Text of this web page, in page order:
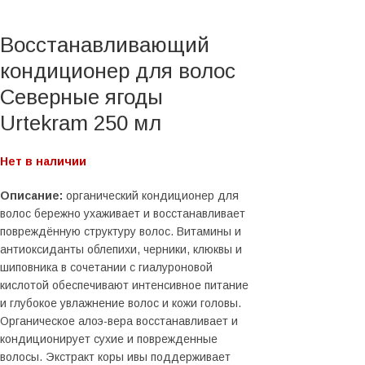
Восстанавливающий
кондиционер для волос
Северные ягоды
Urtekram 250 мл
Нет в наличии
Описание: органический кондиционер для
волос бережно ухаживает и восстанавливает
повреждённую структуру волос. Витамины и
антиоксиданты облепихи, черники, клюквы и
шиповника в сочетании с гиалуроновой
кислотой обеспечивают интенсивное питание
и глубокое увлажнение волос и кожи головы.
Органическое алоэ-вера восстанавливает и
кондиционирует сухие и поврежденные
волосы. Экстракт коры ивы поддерживает